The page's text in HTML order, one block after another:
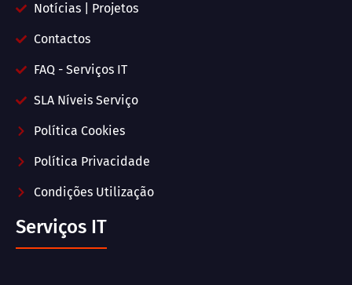
Notícias | Projetos
Contactos
FAQ - Serviços IT
SLA Níveis Serviço
Política Cookies
Política Privacidade
Condições Utilização
Serviços IT